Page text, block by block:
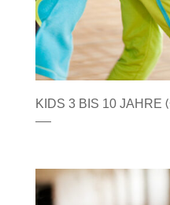
KIDS 3 BIS 10 JAHRE